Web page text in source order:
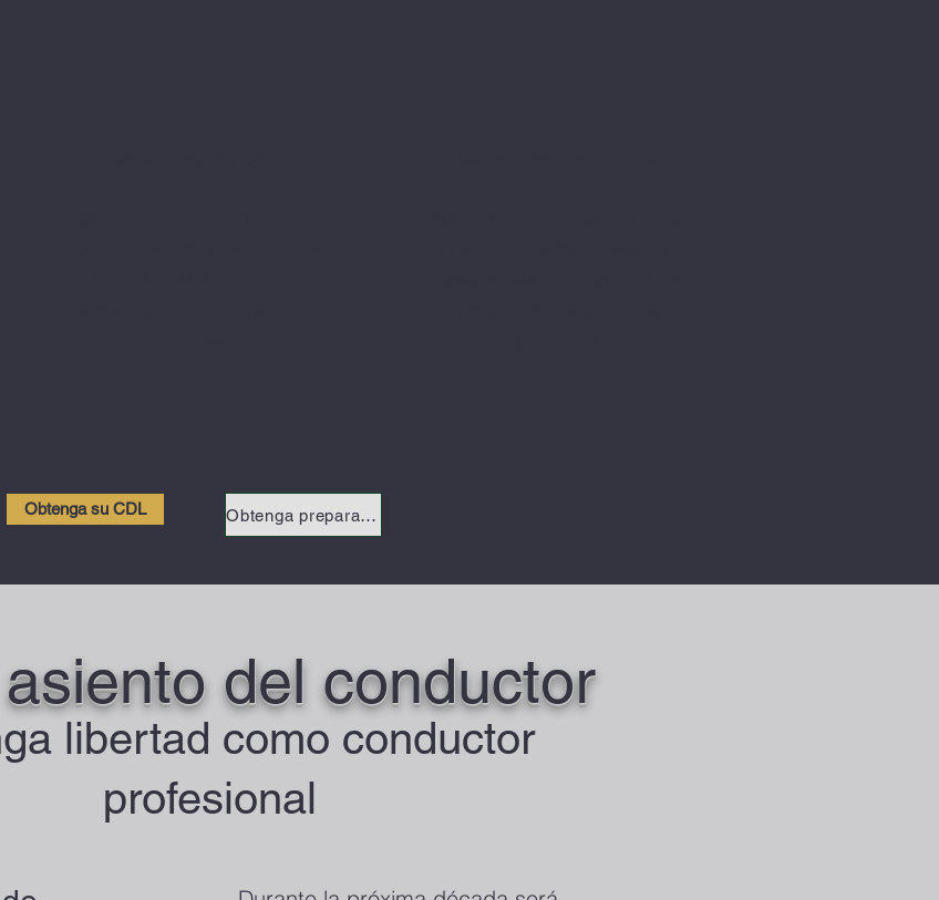
Obtenga su CDL Obtenga preparación para el permiso
del conductor
libertad como conductor
profesional